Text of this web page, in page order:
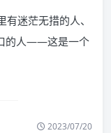
迷茫无措的人、
的人——这是一个
2023/07/20